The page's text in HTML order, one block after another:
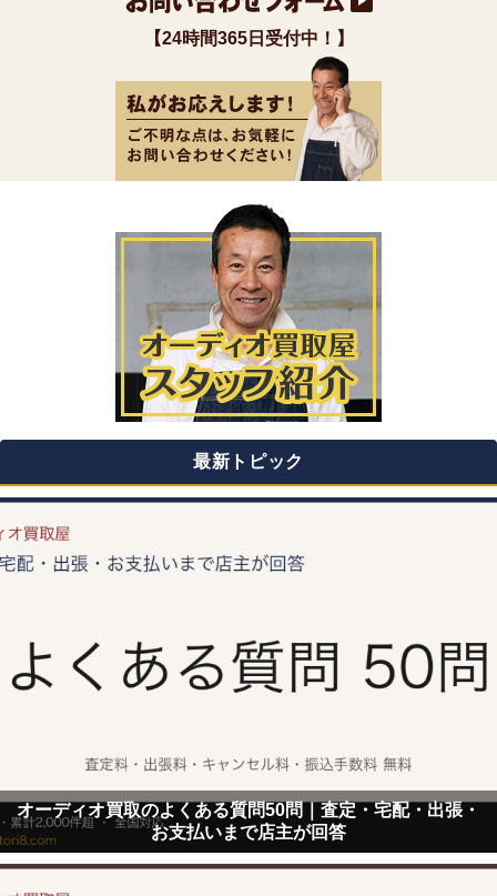
【24時間365日受付中！】
最新トピック
オーディオ買取のよくある質問50問｜査定・宅配・出張・
お支払いまで店主が回答